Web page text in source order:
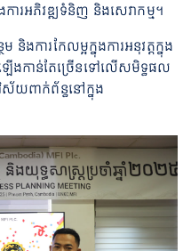
រអភិវឌ្ឍទំនិញ និងសេវាកម្ម។
និងការកែលម្អក្នុងការអនុវត្តក្នុង
ឡើងកាន់តែច្រើនទៅលើសមិទ្ធផល
ស័យពាក់ព័ន្ធនៅក្នុង